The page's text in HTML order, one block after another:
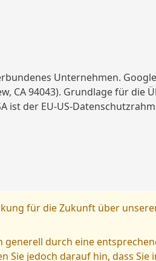
Unternehmen.
CA 94043). Grundlage für die
ist der EU-US-
für die Zukunft über
generell durch eine
jedoch darauf hin, dass Sie